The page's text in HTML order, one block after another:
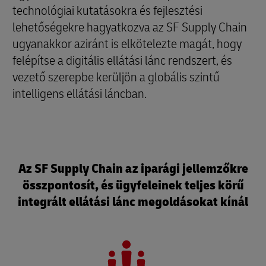
technológiai kutatásokra és fejlesztési
lehetőségekre hagyatkozva az SF Supply Chain
ugyanakkor aziránt is elkötelezte magát, hogy
felépítse a digitális ellátási lánc rendszert, és
vezető szerepbe kerüljön a globális szintű
intelligens ellátási láncban.
Az SF Supply Chain az iparági jellemzőkre
összpontosít, és ügyfeleinek teljes körű
integrált ellátási lánc megoldásokat kínál